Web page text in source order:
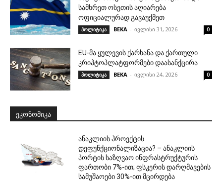
სამხრეთ ოსეთის აღიარება
ოფიციალურად გავაუქმეთ
პოლიტიკა BEKA - ივლისი 31, 2026 0
EU-მა ყულევის ქარხანა და ქართული
კრიპტოპლატფორმები დაასანქცირა
პოლიტიკა BEKA - ივლისი 24, 2026 0
ᲔᲙᲝᲜᲝᲛᲘᲙᲐ
ანაკლიის პროექტის
დეფუნქციონალიზაცია? – ანაკლიის
პორტის საზღვაო ინფრასტრუქტურის
ფართობი 7%-ით; ფსკერის დარღმავების
სამუშაოები 30%-ით მცირდება